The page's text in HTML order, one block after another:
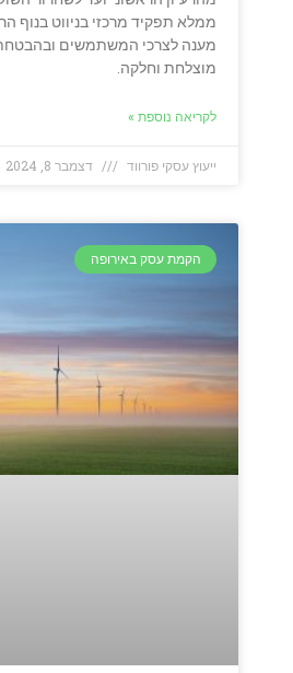
ממלא תפקיד מרכזי בניווט בנוף
מענה לצרכי המשתמשים
מוצלחת וחלקה.
לקריאה נוספת »
ייעוץ עסקי פורווד דצמבר 8, 2024
הקמת עסק באירופה